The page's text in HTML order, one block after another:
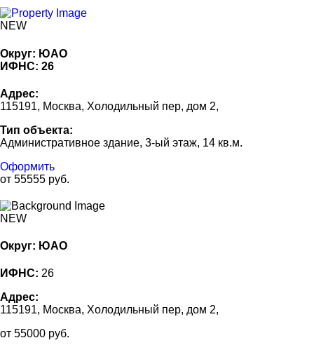
NEW
Округ: ЮАО
ИФНС: 26
Адрес:
115191, Москва, Холодильный пер, дом 2,
Тип объекта:
Административное здание, 3-ый этаж, 14 кв.м.
Оформить
от 55555 руб.
NEW
Округ: ЮАО
ИФНС: 26
Адрес:
115191, Москва, Холодильный пер, дом 2,
от 55000 руб.